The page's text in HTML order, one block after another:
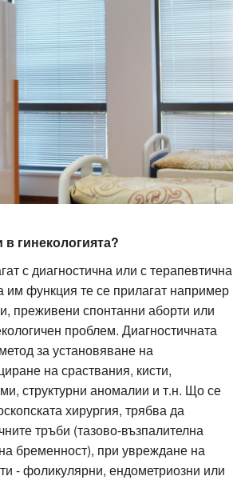
гинекологията?
с диагностична или с терапевтична
им функция те се прилагат например
преживени спонтанни аборти или
проблем. Диагностичната
за установяване на
на сраствания, кисти,
структурни аномалии и т.н. Що се
хирургия, трябва да
тръби (тазово-възпалителна
бременност), при увреждане на
- фоликулярни, ендометриозни или